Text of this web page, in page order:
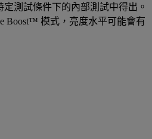
測試條件下的內部測試中得出。
Boost™ 模式，亮度水平可能會有